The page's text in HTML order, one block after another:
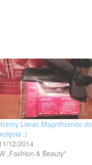
Lierac Magnificence do
:)
12/2014
„Fashion & Beauty"